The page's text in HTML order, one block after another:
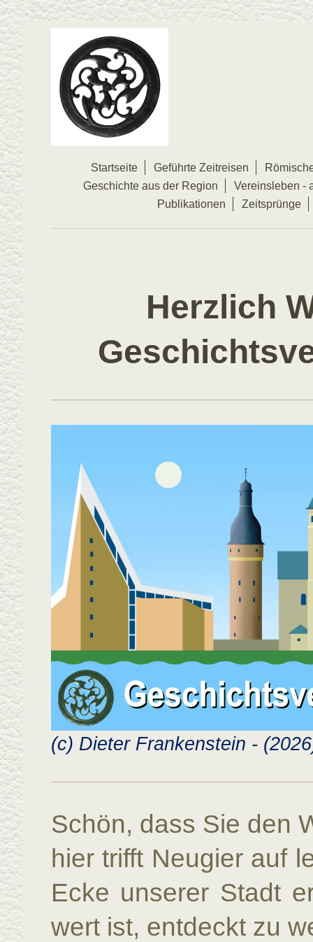
Startseite Geführte Zeitreisen
Geschichte aus der Region
Vereinsleben -
Publikationen
Zeitsprünge
Herzlich
(c) Dieter Frankenstein -
Schön, dass Sie den
hier trifft Neugier auf
Ecke unserer Stadt
wert ist, entdeckt zu